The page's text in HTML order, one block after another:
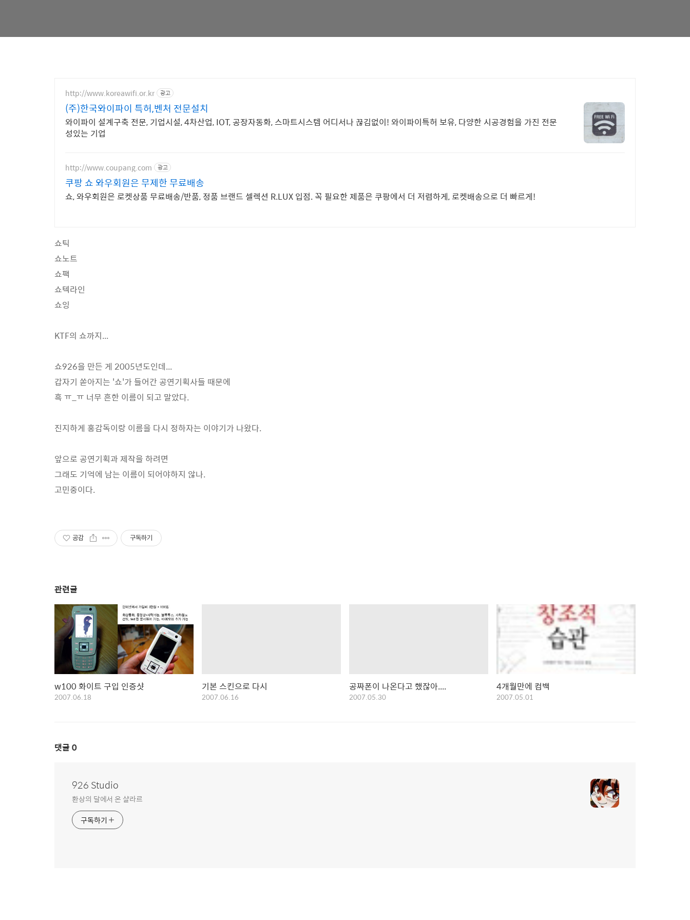
http://www.koreawifi.or.kr 광고
(주)한국와이파이 특허,벤처 전문설치
와이파이 설계구축 전문, 기업시설, 4차산업, IOT, 공장자동화, 스마트시스템 어디서나 끊김없이! 와이파이특허 보유, 다양한 시공경험을 가진 전문
성있는 기업
http://www.coupang.com 광고
쿠팡 쇼 와우회원은 무제한 무료배송
쇼, 와우회원은 로켓상품 무료배송/반품, 정품 브랜드 셀렉션 R.LUX 입점. 꼭 필요한 제품은 쿠팡에서 더 저렴하게, 로켓배송으로 더 빠르게!
쇼틱
쇼노트
쇼팩
쇼텍라인
쇼잉
KTF의 쇼까지...
쇼926을 만든 게 2005년도인데...
갑자기 쏟아지는 '쇼'가 들어간 공연기획사들 때문에
흑 ㅠ_ㅠ 너무 흔한 이름이 되고 말았다.
진지하게 홍감독이랑 이름을 다시 정하자는 이야기가 나왔다.
앞으로 공연기획과 제작을 하려면
그래도 기억에 남는 이름이 되어야하지 않나.
고민중이다.
공감 구독하기
관련글
w100 화이트 구입 인증샷
2007.06.18
기본 스킨으로 다시
2007.06.16
공짜폰이 나온다고 했잖아....
2007.05.30
4개월만에 컴백
2007.05.01
댓글 0
926 Studio
환상의 달에서 온 샬라르
구독하기